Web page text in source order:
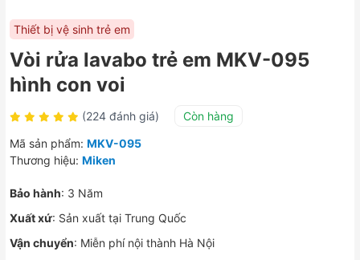
Thiết bị vệ sinh trẻ em
Vòi rửa lavabo trẻ em MKV-095
hình con voi
(224 đánh giá)
Còn hàng
Mã sản phẩm: MKV-095
Thương hiệu: Miken
Bảo hành: 3 Năm
Xuất xứ: Sản xuất tại Trung Quốc
Vận chuyển: Miễn phí nội thành Hà Nội